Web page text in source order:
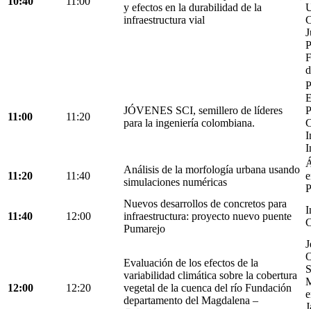
y efectos en la durabilidad de la
infraestructura vial
11:00 11:20
JÓVENES SCI, semillero de líderes
para la ingeniería colombiana.
11:20 11:40
Análisis de la morfología urbana usando
simulaciones numéricas
11:40 12:00
Nuevos desarrollos de concretos para
infraestructura: proyecto nuevo puente
Pumarejo
12:00 12:20
Evaluación de los efectos de la
variabilidad climática sobre la cobertura
vegetal de la cuenca del río Fundación
departamento del Magdalena –